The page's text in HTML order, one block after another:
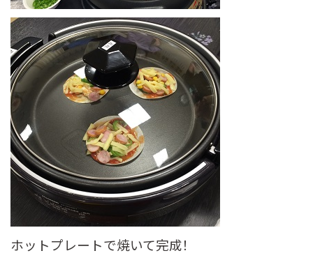
ホットプレートで焼いて完成！